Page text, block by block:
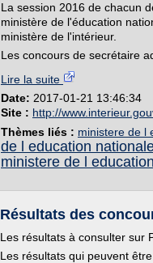
La session 2016 de chacun
ministère de l'éducation
ministère de l'intérieur.
Les concours de secrétaire
Lire la suite
Date: 2017-01-21 13:46:34
Site : http://
Thèmes liés : ministere de l
de l education
ministere de l education
Résultats des
Les résultats à consulter sur
Les résultats qui peuvent